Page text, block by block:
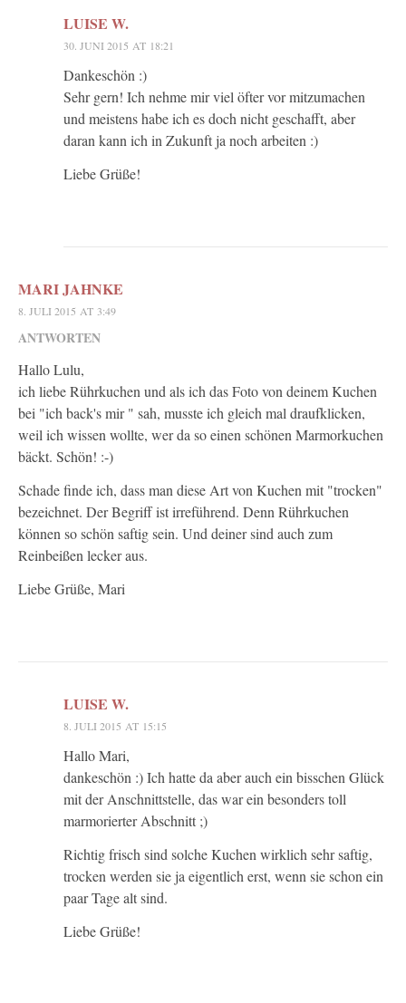
LUISE W.
30. JUNI 2015 AT 18:21
Dankeschön :)
Sehr gern! Ich nehme mir viel öfter vor mitzumachen
und meistens habe ich es doch nicht geschafft, aber
daran kann ich in Zukunft ja noch arbeiten :)
Liebe Grüße!
MARI JAHNKE
8. JULI 2015 AT 3:49
ANTWORTEN
Hallo Lulu,
ich liebe Rührkuchen und als ich das Foto von deinem Kuchen
bei "ich back's mir " sah, musste ich gleich mal draufklicken,
weil ich wissen wollte, wer da so einen schönen Marmorkuchen
bäckt. Schön! :-)
Schade finde ich, dass man diese Art von Kuchen mit "trocken"
bezeichnet. Der Begriff ist irreführend. Denn Rührkuchen
können so schön saftig sein. Und deiner sind auch zum
Reinbeißen lecker aus.
Liebe Grüße, Mari
LUISE W.
8. JULI 2015 AT 15:15
Hallo Mari,
dankeschön :) Ich hatte da aber auch ein bisschen Glück
mit der Anschnittstelle, das war ein besonders toll
marmorierter Abschnitt ;)
Richtig frisch sind solche Kuchen wirklich sehr saftig,
trocken werden sie ja eigentlich erst, wenn sie schon ein
paar Tage alt sind.
Liebe Grüße!